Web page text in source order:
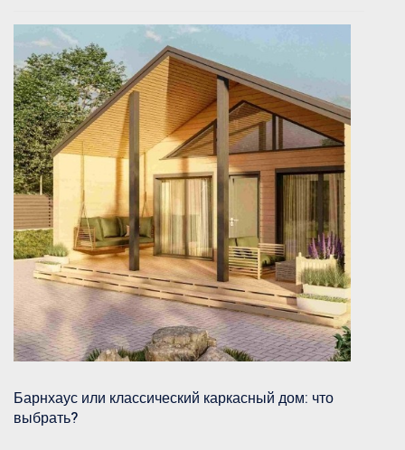
Барнхаус или классический каркасный дом: что
выбрать?